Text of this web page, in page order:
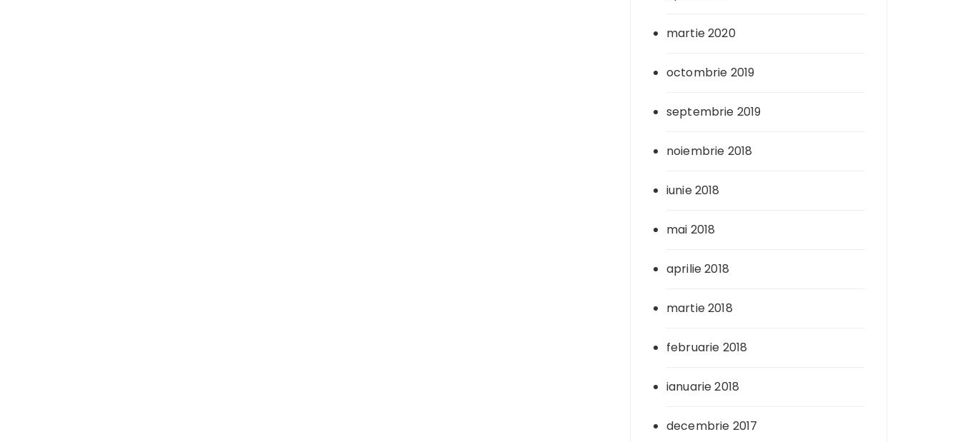
martie 2020
octombrie 2019
septembrie 2019
noiembrie 2018
iunie 2018
mai 2018
aprilie 2018
martie 2018
februarie 2018
ianuarie 2018
decembrie 2017